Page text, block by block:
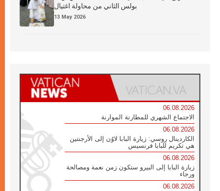
بولس الثاني من محاولة اغتيال
13 May 2026
06.08.2026
الاجتماع الشهري للمطارنة الموارنة
06.08.2026
الكاردينال روسي: زيارة البابا لاوُن إلى الأرجنتين
هي تكريم للبابا فرنسيس
06.08.2026
زيارة البابا إلى البيرو ستكون زمن نعمة ومصالحة
ورجاء
06.08.2026